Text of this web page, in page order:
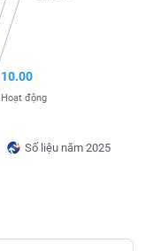
Số liệu năm 2025
10.00
Hoạt động